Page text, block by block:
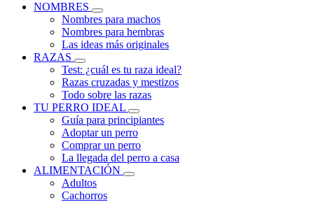
NOMBRES
Nombres para machos
Nombres para hembras
Las ideas más originales
RAZAS
Test: ¿cuál es tu raza ideal?
Razas cruzadas y mestizos
Todo sobre las razas
TU PERRO IDEAL
Guía para principiantes
Adoptar un perro
Comprar un perro
La llegada del perro a casa
ALIMENTACIÓN
Adultos
Cachorros